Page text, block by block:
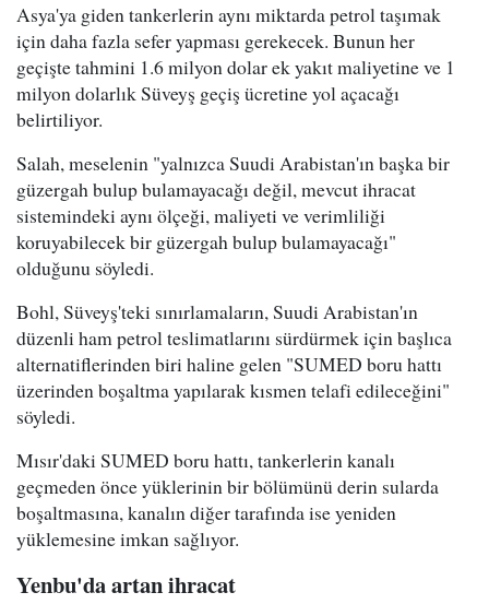
Asya'ya giden tankerlerin aynı miktarda petrol taşımak
için daha fazla sefer yapması gerekecek. Bunun her
geçişte tahmini 1.6 milyon dolar ek yakıt maliyetine ve 1
milyon dolarlık Süveyş geçiş ücretine yol açacağı
belirtiliyor.
Salah, meselenin "yalnızca Suudi Arabistan'ın başka bir
güzergah bulup bulamayacağı değil, mevcut ihracat
sistemindeki aynı ölçeği, maliyeti ve verimliliği
koruyabilecek bir güzergah bulup bulamayacağı"
olduğunu söyledi.
Bohl, Süveyş'teki sınırlamaların, Suudi Arabistan'ın
düzenli ham petrol teslimatlarını sürdürmek için başlıca
alternatiflerinden biri haline gelen "SUMED boru hattı
üzerinden boşaltma yapılarak kısmen telafi edileceğini"
söyledi.
Mısır'daki SUMED boru hattı, tankerlerin kanalı
geçmeden önce yüklerinin bir bölümünü derin sularda
boşaltmasına, kanalın diğer tarafında ise yeniden
yüklemesine imkan sağlıyor.
Yenbu'da artan ihracat